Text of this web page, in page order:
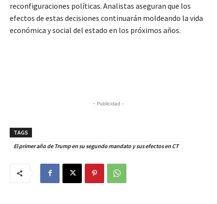
reconfiguraciones políticas. Analistas aseguran que los
efectos de estas decisiones continuarán moldeando la vida
económica y social del estado en los próximos años.
- Publicidad -
TAGS
El primer año de Trump en su segundo mandato y sus efectos en CT